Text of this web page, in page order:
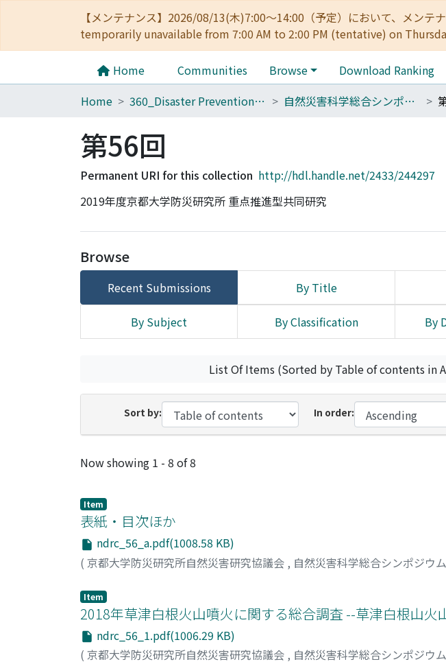
【メンテナンス】2026/08/13(木)7:00～14:00（予定）において、メン
temporarily unavailable from 7:00 AM to 2:00 PM (tentative) on
Home Communities Browse Download Ranking
Home
360_Disaster Prevention Research Institute 自然災害科学総合シンポジウム講演論文集
第56回
Permanent URI for this collection http://hdl.handle.net/2433/244297
2019年度京都大学防災研究所 重点推進型共同研究
Browse
Recent Submissions By Title
By Subject By Classification By
List Of Items (Sorted by Table of contents in
Sort by: In order:
Recent Submissions
Now showing 1 - 8 of 8
Item
表紙・目次ほか
ndrc_56_a.pdf(1008.58 KB)
( 京都大学防災研究所自然災害研究協議会 , 自然災害科学総合シンポジウ
Item
2018年草津白根火山噴火に関する総合調査 --草津白根山火
ndrc_56_1.pdf(1006.29 KB)
( 京都大学防災研究所自然災害研究協議会 , 自然災害科学総合シンポジウ